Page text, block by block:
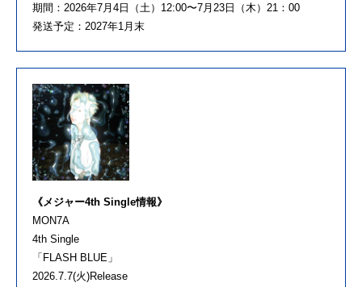
期間：2026年7月4日（土）12:00〜7月23日（木）21：00
発送予定：2027年1月末
《メジャー4th Single情報》
MON7A
4th Single
「FLASH BLUE」
2026.7.7(火)Release